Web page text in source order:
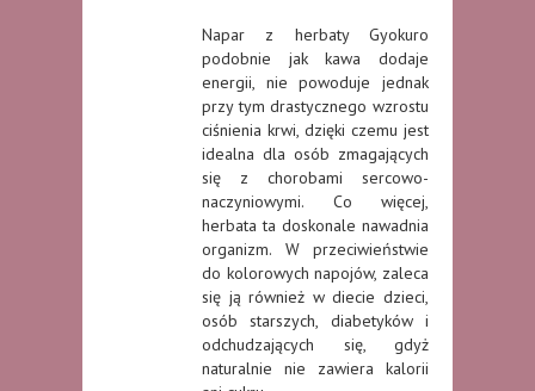
Napar z herbaty Gyokuro
podobnie jak kawa dodaje
energii, nie powoduje jednak
przy tym drastycznego wzrostu
ciśnienia krwi, dzięki czemu jest
idealna dla osób zmagających
się z chorobami sercowo-
naczyniowymi. Co więcej,
herbata ta doskonale nawadnia
organizm. W przeciwieństwie
do kolorowych napojów, zaleca
się ją również w diecie dzieci,
osób starszych, diabetyków i
odchudzających się, gdyż
naturalnie nie zawiera kalorii